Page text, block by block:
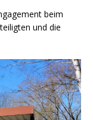
beim
und die